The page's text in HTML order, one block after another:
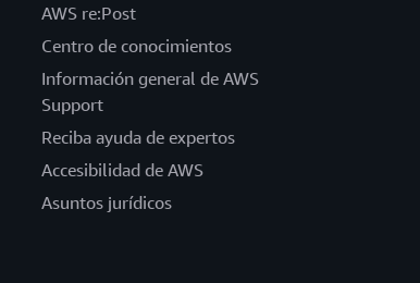
AWS re:Post
Centro de conocimientos
Información general de AWS
Support
Reciba ayuda de expertos
Accesibilidad de AWS
Asuntos jurídicos